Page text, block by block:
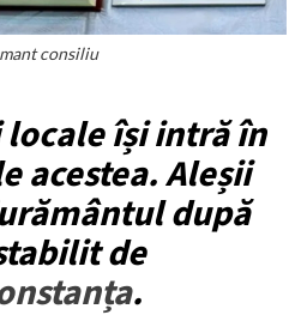
consiliu
își intră în
acestea. Aleșii
după
de
.